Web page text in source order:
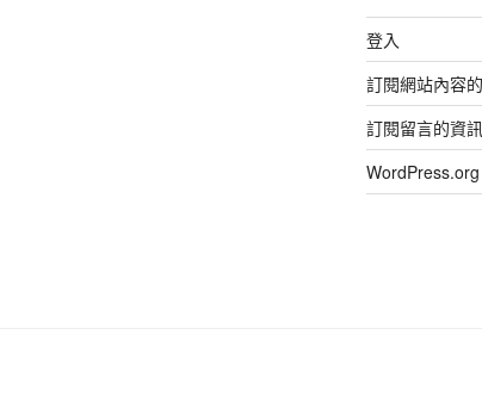
登入
訂閱網站內容
訂閱留言的資